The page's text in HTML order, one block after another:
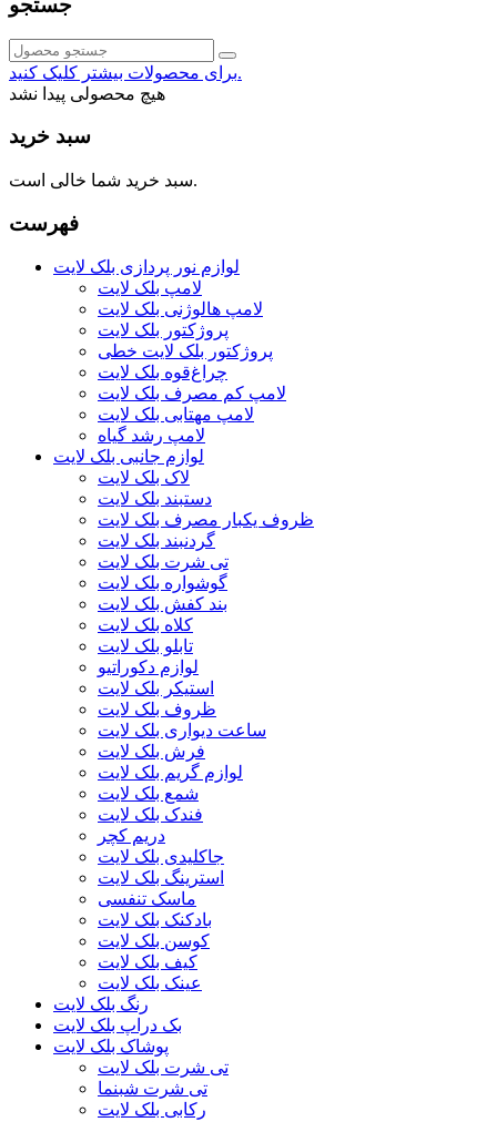
جستجو
برای محصولات بیشتر کلیک کنید.
هیچ محصولی پیدا نشد
سبد خرید
سبد خرید شما خالی است.
فهرست
لوازم نور پردازی بلک لایت
لامپ بلک لایت
لامپ هالوژنی بلک لایت
پروژکتور بلک لایت
پروژکتور بلک لایت خطی
چراغ‌قوه بلک لایت
لامپ کم مصرف بلک لایت
لامپ مهتابی بلک لایت
لامپ رشد گیاه
لوازم جانبی بلک لایت
لاک بلک لایت
دستبند بلک لایت
ظروف یکبار مصرف بلک لایت
گردنبند بلک لایت
تی شرت بلک لایت
گوشواره بلک لایت
بند کفش بلک لایت
کلاه بلک لایت
تابلو بلک لایت
لوازم دکوراتیو
استیکر بلک لایت
ظروف بلک لایت
ساعت دیواری بلک لایت
فرش بلک لایت
لوازم گریم بلک لایت
شمع بلک لایت
فندک بلک لایت
دریم کچر
جاکلیدی بلک لایت
استرینگ بلک لایت
ماسک تنفسی
بادکنک بلک لایت
کوسن بلک لایت
کیف بلک لایت
عینک بلک لایت
رنگ بلک لایت
بک دراپ بلک لایت
پوشاک بلک لایت
تی شرت بلک لایت
تی شرت شبنما
رکابی بلک لایت